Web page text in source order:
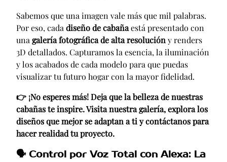
Sabemos que una imagen vale más que mil palabras.
Por eso, cadadiseño de cabañaestá presentado con
unagalería fotográfica de alta resolucióny renders
3D detallados. Capturamos la esencia, la iluminación
y los acabados de cada modelo para que puedas
visualizar tu futuro hogar con la mayor fidelidad.
👉 ¡No esperes más! Deja que la belleza de nuestras
cabañas te inspire. Visita nuestra galería, explora los
diseños que mejor se adaptan a ti y contáctanos para
hacer realidad tu proyecto.
🗣️ Control por Voz Total con Alexa: La